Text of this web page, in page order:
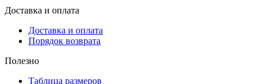
Доставка и оплата
Доставка и оплата
Порядок возврата
Полезно
Таблица размеров